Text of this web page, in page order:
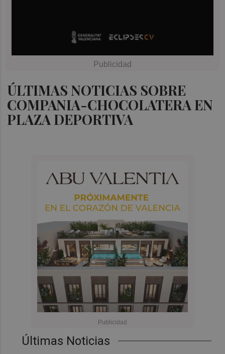
ÚLTIMAS NOTICIAS SOBRE
COMPANIA-CHOCOLATERA EN
PLAZA DEPORTIVA
Últimas Noticias